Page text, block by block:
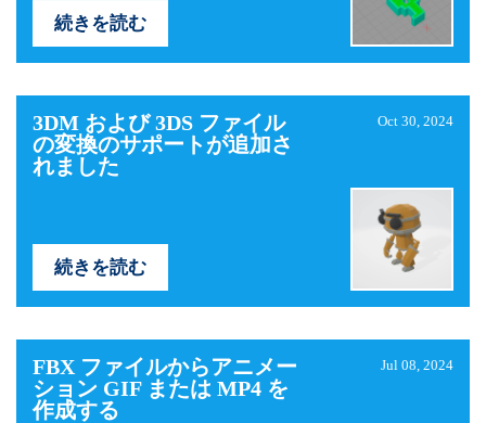
続きを読む
3DM および 3DS ファイル
の変換のサポートが追加さ
れました
Oct 30, 2024
続きを読む
FBX ファイルからアニメー
ション GIF または MP4 を
作成する
Jul 08, 2024